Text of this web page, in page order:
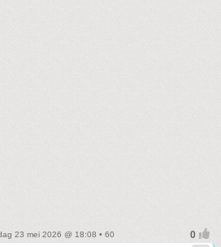
23 mei 2026 @ 18:08 • 60